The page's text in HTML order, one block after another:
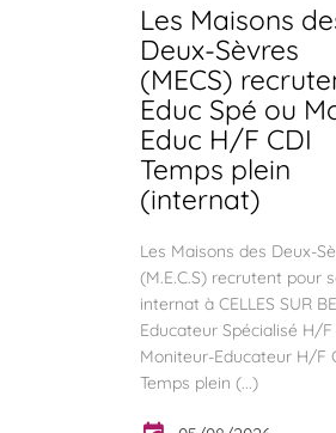
Les Maisons
Deux-Sèvres
(MECS)
Educ Spé ou
Educ H/F CDI
Temps plein
(internat)
Les Maisons des Deux-
(M.E.C.S) recrutent pour
internat à CELLES SUR
Educateur Spécialisé H/F
Moniteur-Educateur H/F
Temps plein (...)